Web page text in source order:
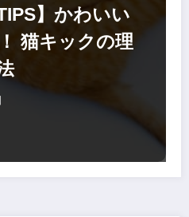
】かわいい
猫キックの理